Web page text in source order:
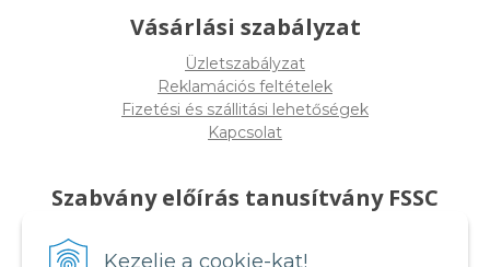
Kezelje a cookie-kat!
Vásárlási szabályzat
Üzletszabályzat
Reklamációs feltételek
Fizetési és szállitási lehetőségek
Kapcsolat
Szabvány előírás tanusítvány FSSC